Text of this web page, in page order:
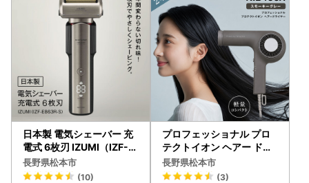
日本製 電気シェーバー 充
電式 6枚刃 IZUMI（IZF-E
863R-S）
長野県松本市
(10)
プロフェッショナル プロ
テクトイオン ヘアー ドラ
イヤー スモーキーグレー
（NIB400A－H）
長野県松本市
(3)